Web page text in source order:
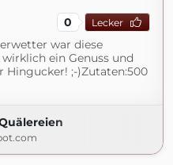
0 Lecker
war diese
ein Genuss und
Hingucker! ;-)Zutaten:500